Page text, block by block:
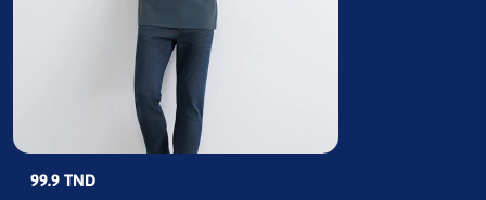
99.9 TND